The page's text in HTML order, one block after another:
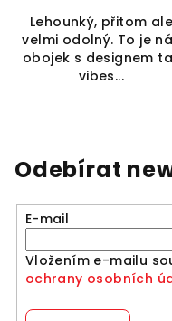
Lehounký, přitom ale
velmi odolný. To je
obojek s designem
vibes...
Odebírat
E-mail
Vložením e-mailu
ochrany osobních